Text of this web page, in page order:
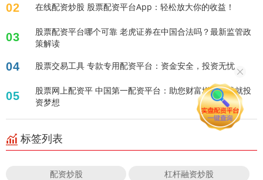
02 在线配资炒股 股票配资平台App：轻松放大你的收益！
03
股票配资平台哪个可靠 老虎证券在中国合法吗？最新监管政
策解读
04 股票交易工具 专款专用配资平台：资金安全，投资无忧
05
股票网上配资平 中国第一配资平台：助您财富增值，成就投
资梦想
标签列表
配资炒股 杠杆融资炒股